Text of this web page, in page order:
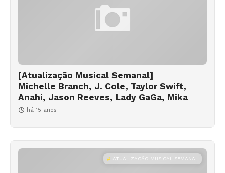
[Atualização Musical Semanal]
Michelle Branch, J. Cole, Taylor Swift,
Anahi, Jason Reeves, Lady GaGa, Mika
há 15 anos
ATUALIZAÇÃO MUSICAL SEMANAL